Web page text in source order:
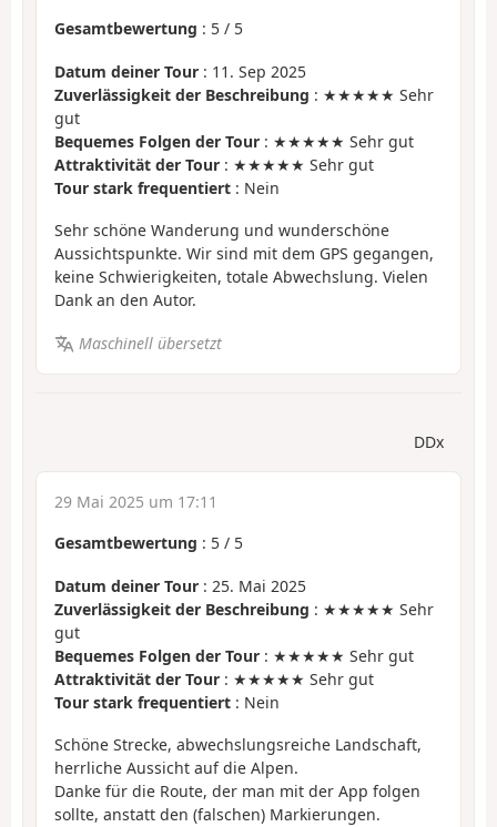
Gesamtbewertung : 5 / 5
Datum deiner Tour : 11. Sep 2025
Zuverlässigkeit der Beschreibung : ★★★★★ Sehr
gut
Bequemes Folgen der Tour : ★★★★★ Sehr gut
Attraktivität der Tour : ★★★★★ Sehr gut
Tour stark frequentiert : Nein
Sehr schöne Wanderung und wunderschöne
Aussichtspunkte. Wir sind mit dem GPS gegangen,
keine Schwierigkeiten, totale Abwechslung. Vielen
Dank an den Autor.
Maschinell übersetzt
DDx
29 Mai 2025 um 17:11
Gesamtbewertung : 5 / 5
Datum deiner Tour : 25. Mai 2025
Zuverlässigkeit der Beschreibung : ★★★★★ Sehr
gut
Bequemes Folgen der Tour : ★★★★★ Sehr gut
Attraktivität der Tour : ★★★★★ Sehr gut
Tour stark frequentiert : Nein
Schöne Strecke, abwechslungsreiche Landschaft,
herrliche Aussicht auf die Alpen.
Danke für die Route, der man mit der App folgen
sollte, anstatt den (falschen) Markierungen.